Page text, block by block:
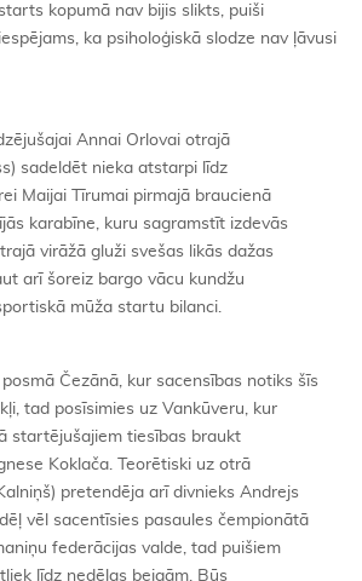
kopumā nav bijis slikts, puiši
ka psiholoģiskā slodze nav ļāvusi
Annai Orlovai otrajā
sadeldēt nieka atstarpi līdz
Maijai Tīrumai pirmajā braucienā
karabīne, kuru sagramstīt izdevās
virāžā gluži svešas likās dažas
arī šoreiz bargo vācu kundžu
mūža startu bilanci.
Čezānā, kur sacensības notiks šīs
tad posīsimies uz Vankūveru, kur
startējušajiem tiesības braukt
Koklača. Teorētiski uz otrā
pretendēja arī divnieks Andrejs
vēl sacentīsies pasaules čempionātā
federācijas valde, tad puišiem
līdz nedēļas beigām. Būs